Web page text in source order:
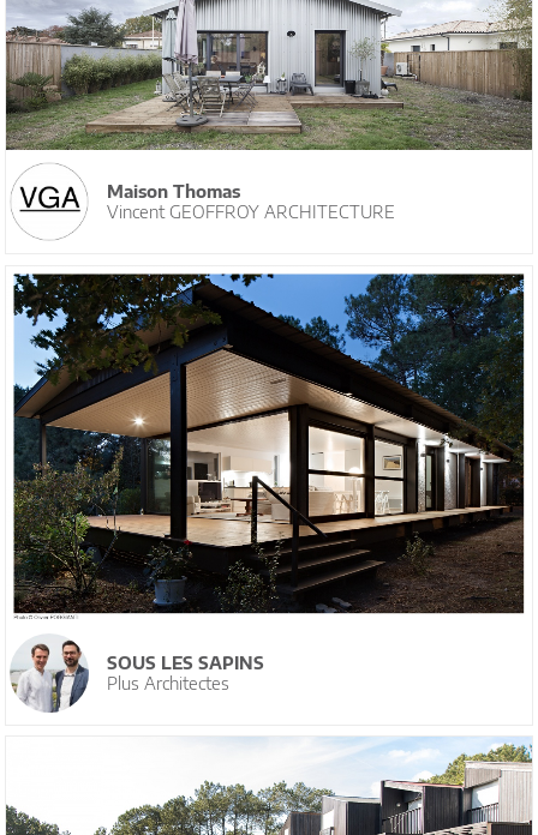
Maison Thomas
Vincent GEOFFROY ARCHITECTURE
SOUS LES SAPINS
Plus Architectes